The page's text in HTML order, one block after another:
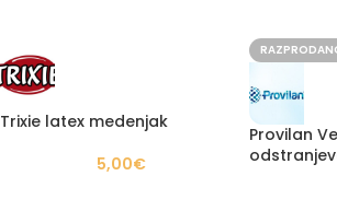
Trixie latex medenjak
5,00€
Provilan